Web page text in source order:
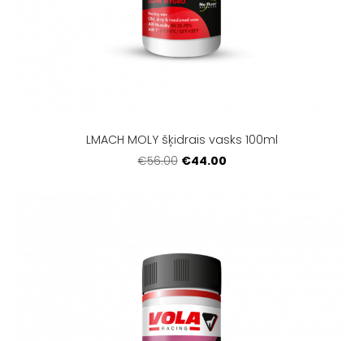
LMACH MOLY šķidrais vasks 100ml
€56.00 €44.00